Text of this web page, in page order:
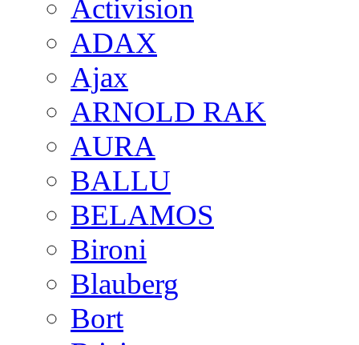
Activision
ADAX
Ajax
ARNOLD RAK
AURA
BALLU
BELAMOS
Bironi
Blauberg
Bort